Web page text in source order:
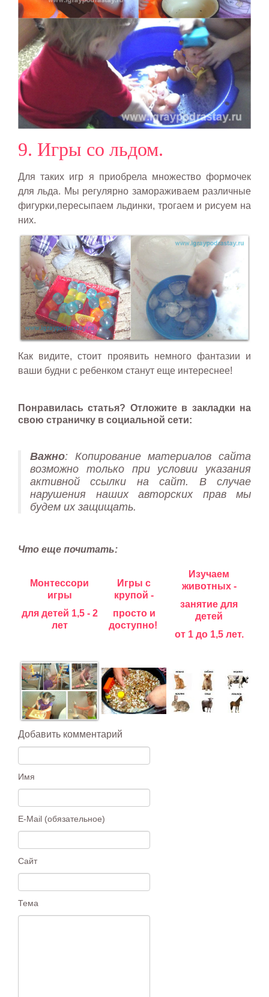
9. Игры со льдом.
Для таких игр я приобрела множество формочек
для льда. Мы регулярно замораживаем различные
фигурки,пересыпаем льдинки, трогаем и рисуем на
них.
Как видите, стоит проявить немного фантазии и
ваши будни с ребенком станут еще интереснее!
Понравилась статья? Отложите в закладки на
свою страничку в социальной сети:
Важно: Копирование материалов сайта
возможно только при условии указания
активной ссылки на сайт. В случае
нарушения наших авторских прав мы
будем их защищать.
Что еще почитать:
Монтессори
игры
для детей 1,5 - 2
лет
Игры с
крупой -
просто и
доступно!
Изучаем
животных -
занятие для
детей
от 1 до 1,5 лет.
Добавить комментарий
Имя
E-Mail (обязательное)
Сайт
Тема